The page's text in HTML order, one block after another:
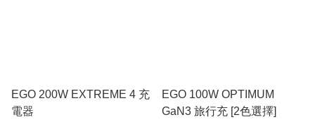
EGO 200W EXTREME 4 充
電器
EGO 100W OPTIMUM
GaN3 旅行充 [2色選擇]